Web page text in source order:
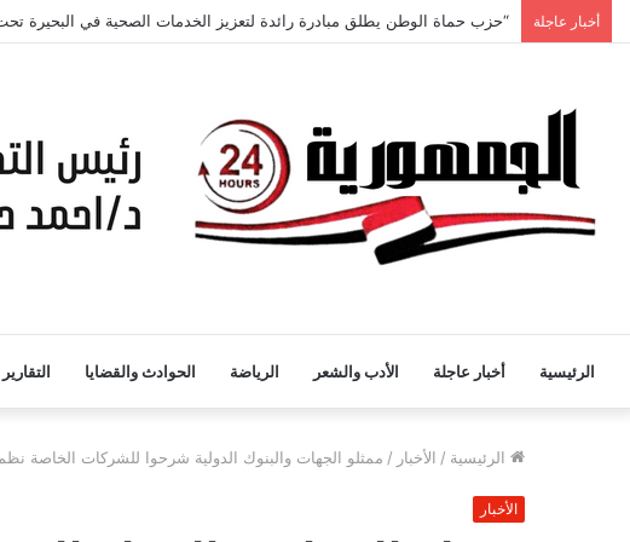
أخبار عاجلة اجتماع أمانة المجالس المحلية: نحو كوادر محلية قوية لخدمة المواطنين
الرئيسية أخبار عاجلة الأدب والشعر الرياضة الحوادث والقضايا التقارير
الرئيسية / الأخبار / ممثلو الجهات والبنوك الدولية شرحوا للشركات الخاصة
الأخبار